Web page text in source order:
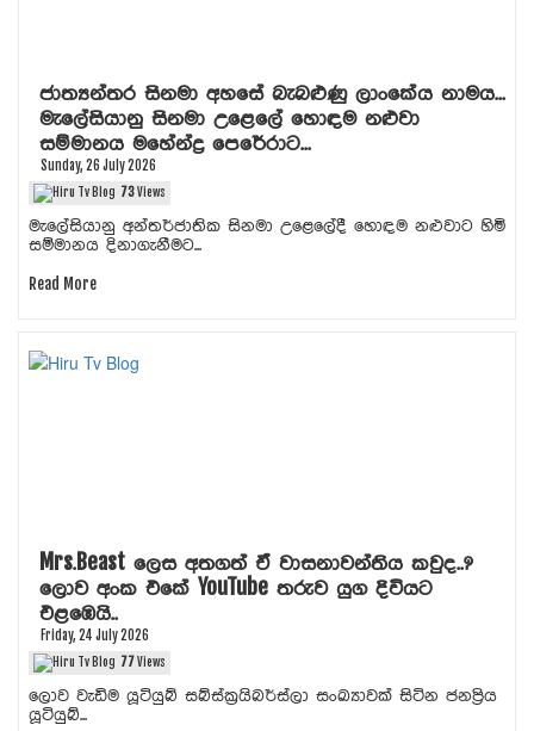
ජාත්‍යන්තර සිනමා අහසේ බැබළුණු ලාංකේය නාමය...
මැලේසියානු සිනමා උළෙලේ හොඳම නළුවා
සම්මානය මහේන්ද්‍ර පෙරේරාට...
Sunday, 26 July 2026
73Views
මැලේසියානු අන්තර්ජාතික සිනමා උළෙලේදී හොඳම නළුවාට හිමි
සම්මානය දිනාගැනීමට...
Read More
Mrs.Beast ලෙස අතගත් ඒ වාසනාවන්තිය කවුද..?
ලොව අංක එකේ YouTube තරුව යුග දිවියට
එළඹෙයි..
Friday, 24 July 2026
77 Views
ලොව වැඩිම යූටියුබ් සබ්ස්ක්‍රයිබර්ස්ලා සංඛ්‍යාවක් සිටින ජනප්‍රිය
යූටියුබ්...